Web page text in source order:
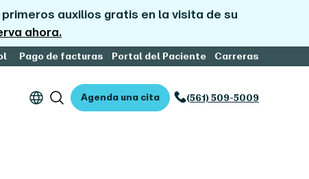
auxilios gratis en la visita de su
ahora.
Pago de facturas Portal del Paciente Carreras
Agenda una cita (561) 509-5009